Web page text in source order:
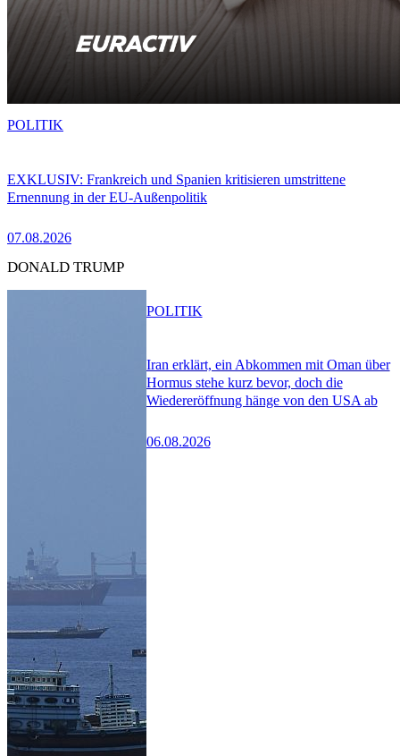
EXKLUSIV: Frankreich und Spanien kritisieren umstrittene
Ernennung in der EU-Außenpolitik
07.08.2026
POLITIK
DONALD TRUMP
Iran erklärt, ein Abkommen mit Oman über
Hormus stehe kurz bevor, doch die
Wiedereröffnung hänge von den USA ab
06.08.2026
POLITIK